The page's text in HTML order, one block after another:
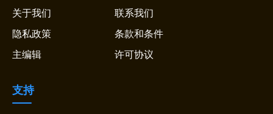
关于我们
联系我们
隐私政策
条款和条件
主编辑
许可协议
支持